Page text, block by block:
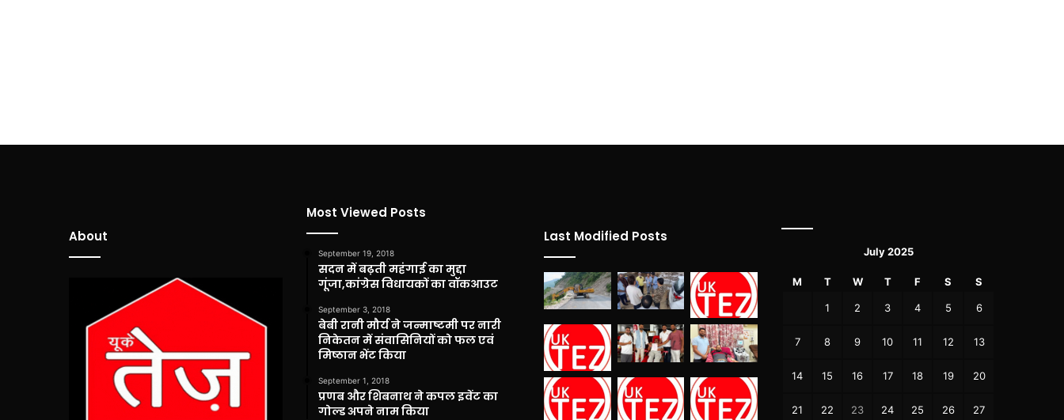
About
Most Viewed Posts
September 19, 2018
सदन में बढ़ती महंगाई का मुद्दा
गूंजा,कांग्रेस विधायकों का वॉकआउट
September 3, 2018
बेबी रानी मौर्य ने जन्माष्टमी पर नारी
निकेतन में संवासिनियों को फल एवं
मिष्ठान भेंट किया
September 1, 2018
प्रणब और शिबनाथ ने कपल इवेंट का
गोल्ड अपने नाम किया
Last Modified Posts
July 2025
M T W T F S S
1 2 3 4 5 6
7 8 9 10 11 12 13
14 15 16 17 18 19 20
21 22 23 24 25 26 27